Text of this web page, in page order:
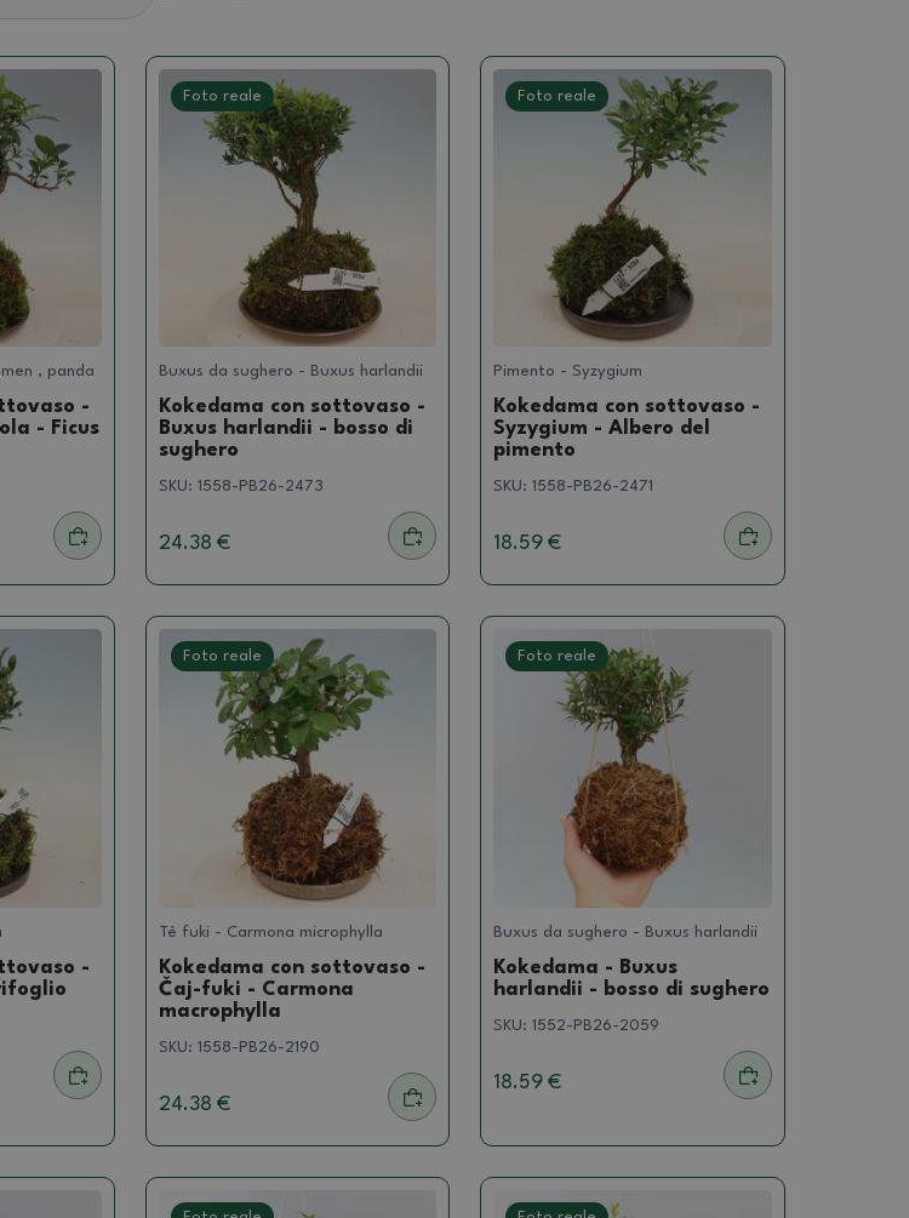
, panda
-
- Ficus
Foto reale
Buxus da sughero - Buxus harlandii
Kokedama con sottovaso -
Buxus harlandii - bosso di
sughero
SKU: 1558-PB26-2473
24.38 €
Foto reale
Pimento - Syzygium
Kokedama con sottovaso -
Syzygium - Albero del
pimento
SKU:1558-PB26-2471
18.59 €
-
Foto reale
Tè fuki - Carmona microphylla
Kokedama con sottovaso -
Čaj-fuki - Carmona
macrophylla
SKU: 1558-PB26-2190
24.38 €
Foto reale
Buxus da sughero - Buxus harlandii
Kokedama - Buxus
harlandii - bosso di sughero
SKU:1552-PB26-2059
18.59 €